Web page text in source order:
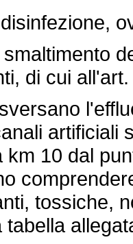
di cui
artificiali
10 dal
tossiche,
tabella